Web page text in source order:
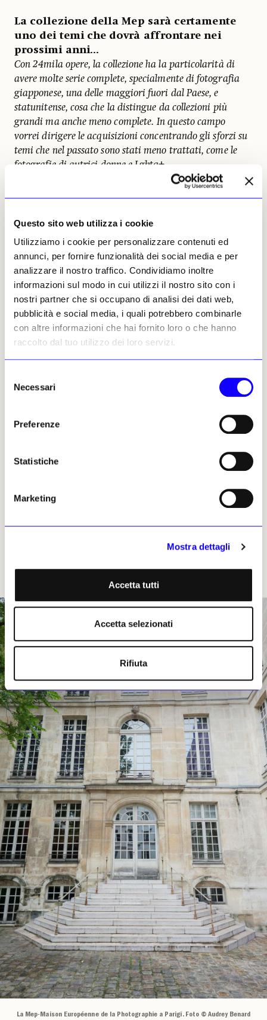
Questo sito web utilizza i cookie
Utilizziamo i cookie per personalizzare contenuti ed
annunci, per fornire funzionalità dei social media e per
analizzare il nostro traffico. Condividiamo inoltre
informazioni sul modo in cui utilizzi il nostro sito con i
nostri partner che si occupano di analisi dei dati web,
pubblicità e social media, i quali potrebbero combinarle
con altre informazioni che hai fornito loro o che hanno
raccolto dal tuo utilizzo dei loro servizi.
delNecessari
Preferenze
Statistiche
Marketing
Mostra dettagli
Accetta tutti
Accetta selezionati
Rifiuta
La collezione della Mep sarà certamente
uno dei temi che dovrà affrontare nei
prossimi anni...
Con 24mila opere, la collezione ha la particolarità di
avere molte serie complete, specialmente di fotografia
giapponese, una delle maggiori fuori dal Paese, e
statunitense, cosa che la distingue da collezioni più
grandi ma anche meno complete. In questo campo
vorrei dirigere le acquisizioni concentrando gli sforzi su
temi che nel passato sono stati meno trattati, come le
fotografie di autrici donne e Lgbtq+.
Che cosa vuol dire essere a capo della
questo preciso contesto politico e storico?
Penso che sia un momento importante nel quale aprire
la Mep a collaborazioni con altre istituzioni europee per
per la fotografia Europea che sostenga gli artisti e le
altre istituzioni.
Che cosa pensa dell’Intelligenza
Artificiale?
Penso che sia una naturale evoluzione della fotografia,
un medium che ha sempre accolto e usato il
digitale, credo che il cambiamento per la fotografia sia
dell’Intelligenza Artificiale, ma invece educare le persone
a capirla. Ogni strumento può essere interessante,
padroneggiarlo.
Photographie su una via migliore: «Vedremo se il
La Mep-Maison Européenne de la Photographie a Parigi. Foto © Audrey Benard